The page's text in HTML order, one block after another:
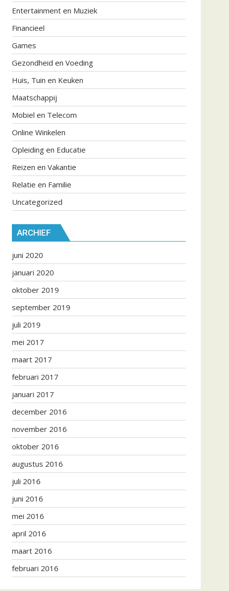
Entertainment en Muziek
Financieel
Games
Gezondheid en Voeding
Huis, Tuin en Keuken
Maatschappij
Mobiel en Telecom
Online Winkelen
Opleiding en Educatie
Reizen en Vakantie
Relatie en Familie
Uncategorized
ARCHIEF
juni 2020
januari 2020
oktober 2019
september 2019
juli 2019
mei 2017
maart 2017
februari 2017
januari 2017
december 2016
november 2016
oktober 2016
augustus 2016
juli 2016
juni 2016
mei 2016
april 2016
maart 2016
februari 2016